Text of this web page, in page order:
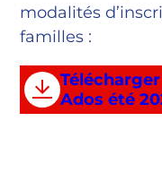
modalités
familles :
Ados été